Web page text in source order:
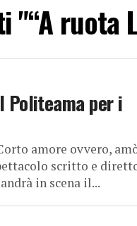
ruota
Politeama per i
amore ovvero,
scritto e
in scena il...